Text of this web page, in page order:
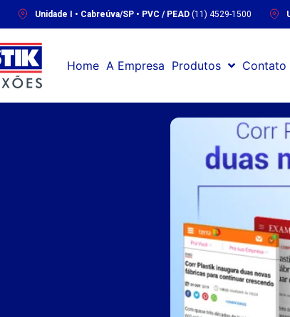
Unidade I • Cabreúva/SP • PVC / PEAD (11) 4529-1500
Home A Empresa Produtos Contato